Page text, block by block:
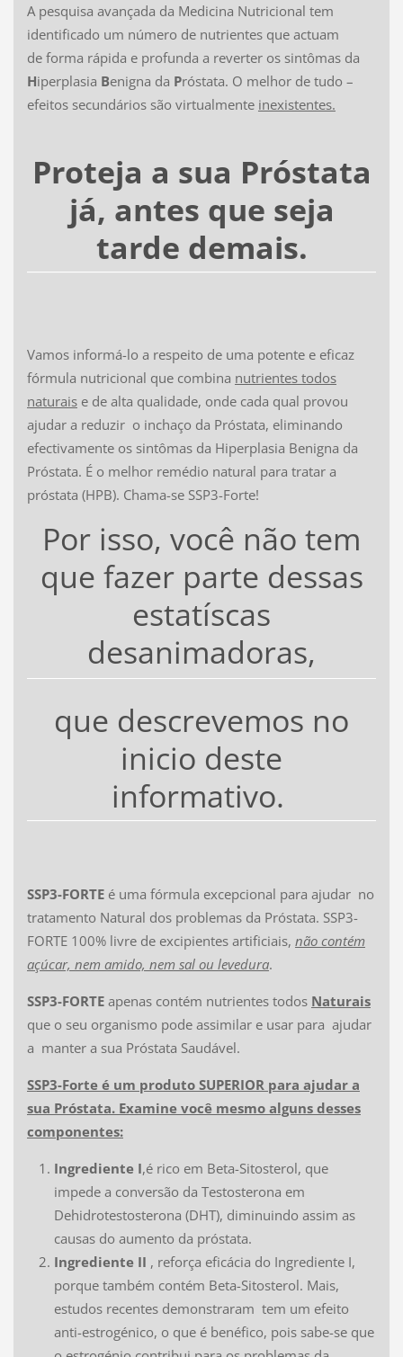
A pesquisa avançada da Medicina Nutricional tem
identificado um número de nutrientes que actuam
de forma rápida e profunda a reverter os sintômas da
Hiperplasia Benigna da Próstata. O melhor de tudo –
efeitos secundários são virtualmente inexistentes.
Proteja a sua Próstata
já, antes que seja
tarde demais.
Vamos informá-lo a respeito de uma potente e eficaz
fórmula nutricional que combina nutrientes todos
naturaise de alta qualidade, onde cada qual provou
ajudar a reduzir o inchaço da Próstata, eliminando
efectivamente os sintômas da Hiperplasia Benigna da
Próstata. É o melhor remédio natural para tratar a
próstata (HPB). Chama-se SSP3-Forte!
Por isso, você não tem
que fazer parte dessas
estatíscas
desanimadoras,
que descrevemos no
inicio deste
informativo.
SSP3-FORTEé uma fórmula excepcional para ajudar no
tratamento Natural dos problemas da Próstata. SSP3-
FORTE 100% livre de excipientes artificiais, não contém
açúcar, nem amido, nem sal ou levedura.
SSP3-FORTE apenas contém nutrientes todos Naturais
que o seu organismo pode assimilar e usar para ajudar
a manter a sua Próstata Saudável.
SSP3-Forte é um produto SUPERIOR para ajudar a
sua Próstata. Examine você mesmo alguns desses
componentes:
Ingrediente I,é rico em Beta-Sitosterol, que
impede a conversão da Testosterona em
Dehidrotestosterona (DHT), diminuindo assim as
causas do aumento da próstata.
Ingrediente II , reforça eficácia do Ingrediente I,
porque também contém Beta-Sitosterol. Mais,
estudos recentes demonstraram tem um efeito
anti-estrogénico, o que é benéfico, pois sabe-se que